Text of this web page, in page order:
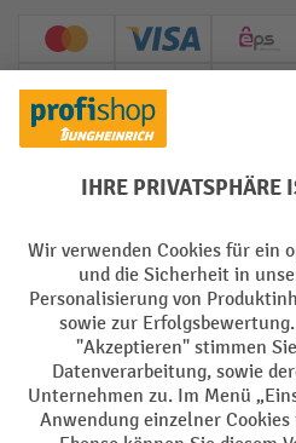
Creditcard (Master)Creditcard (Visa)
EPS
PayPal
Soziale Netzwerke
Impressum
Barrierefreiheit Privacy